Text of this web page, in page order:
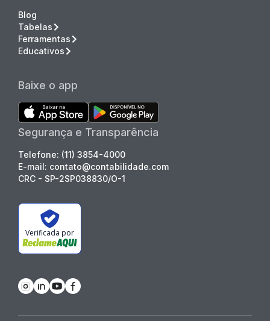
Blog
Tabelas
Ferramentas
Educativos
Baixe o app
Segurança e Transparência
Telefone: (11) 3854-4000
E-mail: contato@contabilidade.com
CRC - SP-2SP038830/O-1
Verificada por